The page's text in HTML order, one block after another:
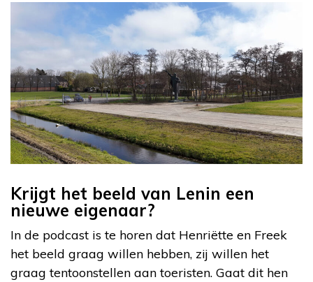
Krijgt het beeld van Lenin een
nieuwe eigenaar?
In de podcast is te horen dat Henriëtte en Freek
het beeld graag willen hebben, zij willen het
graag tentoonstellen aan toeristen. Gaat dit hen